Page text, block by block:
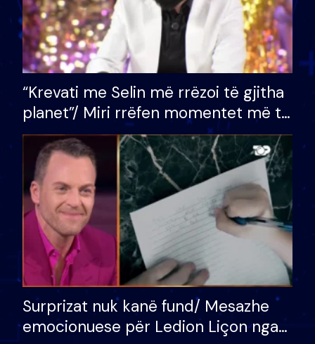
“Krevati me Selin më rrëzoi të gjitha
planet”/ Miri rrëfen momentet më të
bukura në shtëpinë e BB VIP: Do më
mungojë zilja e mëngjesit kur…
Surprizat nuk kanë fund/ Mesazhe
emocionuese për Ledion Liçon nga